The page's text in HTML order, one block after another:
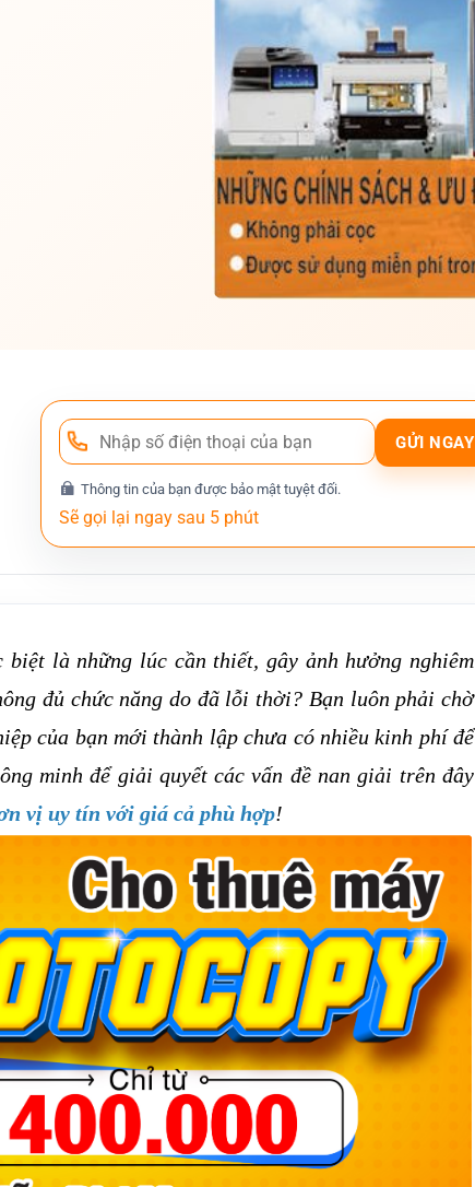
Thông tin của bạn được bảo mật tuyệt đối.
là những lúc cần thiết, gây ảnh hưởng nghiêm
đủ chức năng do đã lỗi thời? Bạn luôn phải chờ
của bạn mới thành lập chưa có nhiều kinh phí để
minh để giải quyết các vấn đề nan giải trên đây
vị uy tín với giá cả phù hợp!